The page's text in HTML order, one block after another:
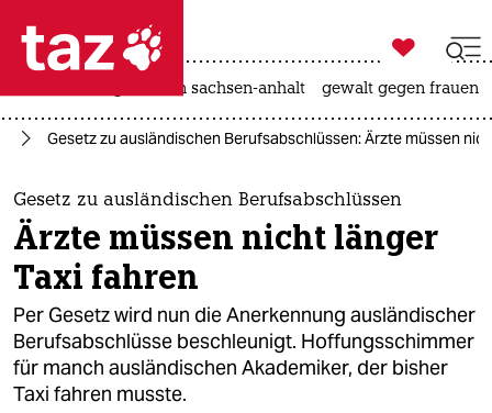
 taz zahl ich
taz zahl ich
themen
politik
öko
gesellschaft
kultur

taz zahl ich
landtagswahl in sachsen-anhalt gewalt gegen frauen
Gesetz zu ausländischen Berufsabschlüssen: Ärzte müssen
Gesetz zu ausländischen Berufsabschlüssen
Ärzte müssen nicht länger
Taxi fahren
Per Gesetz wird nun die Anerkennung ausländischer
Berufsabschlüsse beschleunigt. Hoffungsschimmer
für manch ausländischen Akademiker, der bisher
Taxi fahren musste.